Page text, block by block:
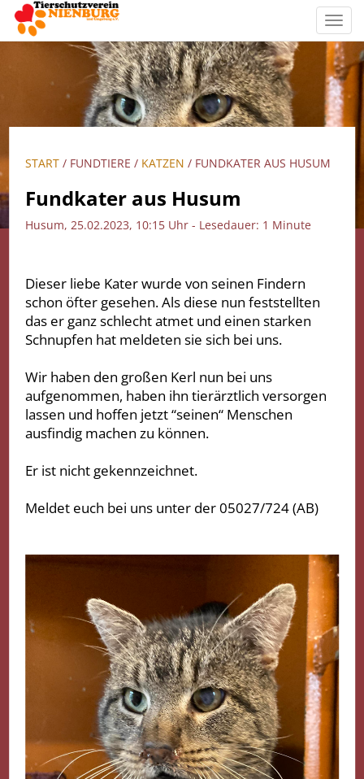
START / FUNDTIERE / KATZEN / FUNDKATER AUS HUSUM
Fundkater aus Husum
Husum, 25.02.2023, 10:15 Uhr - Lesedauer: 1 Minute
Dieser liebe Kater wurde von seinen Findern
schon öfter gesehen. Als diese nun feststellten
das er ganz schlecht atmet und einen starken
Schnupfen hat meldeten sie sich bei uns.
Wir haben den großen Kerl nun bei uns
aufgenommen, haben ihn tierärztlich versorgen
lassen und hoffen jetzt “seinen“ Menschen
ausfindig machen zu können.
Er ist nicht gekennzeichnet.
Meldet euch bei uns unter der 05027/724 (AB)